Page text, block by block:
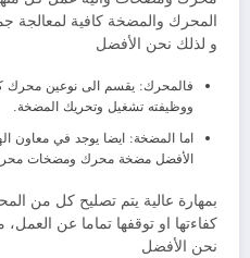
المحرك والمضخة كافية لمعالجة
و لذلك نحن الأفضل
فالمحرك: يقسم الى نوعين محرك
ووظيفته تشغيل وتحريك المضخة.
اما المضخة: ايضا يوجد في معاون
الأفضل مضخة محرك ومضخات محرك هوائية٠ و
بمهارة عالية يتم تصليح كل من
كفاءتها او توقفها تماما عن
نحن الأفضل